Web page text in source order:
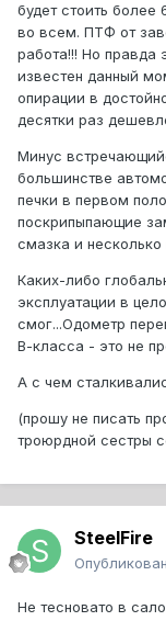
будет стоить более
во всем. ПТФ от
работа!!! Но
известен данный
опирации в
десятки раз
Минус
большинстве
печки в первом
поскрипыпающие
смазка и
Каких-либо
эксплуатации в
смог...Одометр
В-класса - это не
А с чем
(прошу не писать
троюрдной сестры
SteelFire
Не тесновато в